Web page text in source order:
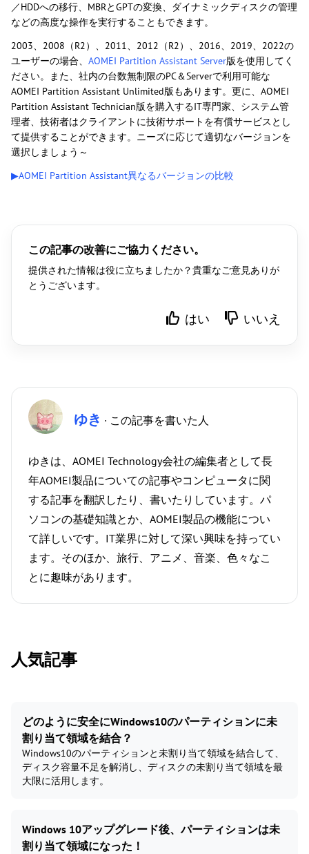
／HDDへの移行、MBRとGPTの変換、ダイナミックディスクの管理
などの高度な操作を実行することもできます。
2003、2008（R2）、2011、2012（R2）、2016、2019、2022の
ユーザーの場合、 AOMEI Partition Assistant Server版を使用してく
ださい。また、社内の台数無制限のPC＆Serverで利用可能な
AOMEI Partition Assistant Unlimited版もあります。更に、AOMEI
Partition Assistant Technician版を購入するIT専門家、システム管
理者、技術者はクライアントに技術サポートを有償サービスとし
て提供することができます。ニーズに応じて適切なバージョンを
選択しましょう～
▶AOMEI Partition Assistant異なるバージョンの比較
この記事の改善にご協力ください。
提供された情報は役に立ちましたか？貴重なご意見ありが
とうございます。
はい いいえ
ゆき · この記事を書いた人
ゆきは、AOMEI Technology会社の編集者として長
年AOMEI製品についての記事やコンピュータに関
する記事を翻訳したり、書いたりしています。パ
ソコンの基礎知識とか、AOMEI製品の機能につい
て詳しいです。IT業界に対して深い興味を持ってい
ます。そのほか、旅行、アニメ、音楽、色々なこ
とに趣味があります。
人気記事
どのように安全にWindows10のパーティションに未
割り当て領域を結合？
Windows10のパーティションと未割り当て領域を結合して、
ディスク容量不足を解消し、ディスクの未割り当て領域を最
大限に活用します。
Windows 10アップグレード後、パーティションは未
割り当て領域になった！